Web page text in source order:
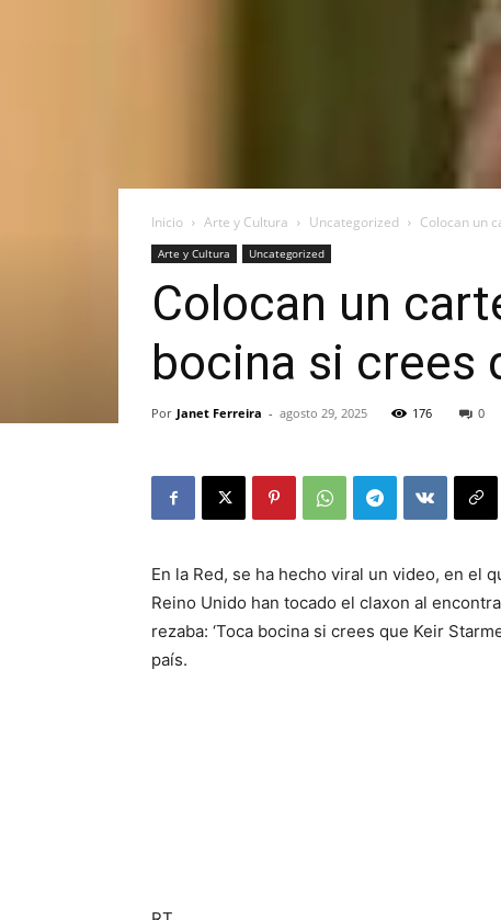
Inicio Arte y Cultura Uncategorized Colocan un
Arte y Cultura Uncategorized
Colocan un
bocina si crees
Por Janet Ferreira - agosto 29, 2025 176 0
En la Red, se ha hecho viral un video, en el
Reino Unido han tocado el claxon al
rezaba: ‘Toca bocina si crees que Keir
país.